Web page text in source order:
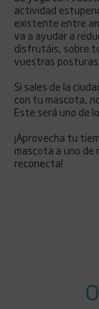
actividad
existente entre
va a ayudar a
disfrutáis, sobre
vuestras posturas.
Si sales de la
con tu mascota,
Este será uno de
¡Aprovecha tu
mascota a uno de
reconecta!